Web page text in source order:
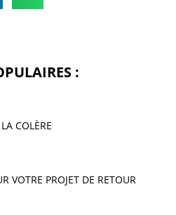
:
COLÈRE
VOTRE PROJET DE RETOUR